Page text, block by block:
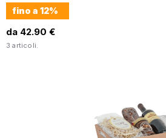
fino a 12%
da 42.90 €
3 articoli.